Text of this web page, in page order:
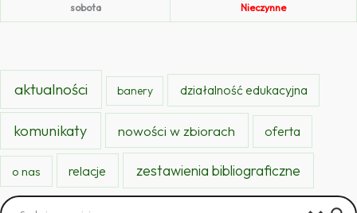
sobota Nieczynne
aktualności banery działalność edukacyjna
komunikaty nowości w zbiorach oferta
o nas relacje zestawienia bibliograficzne